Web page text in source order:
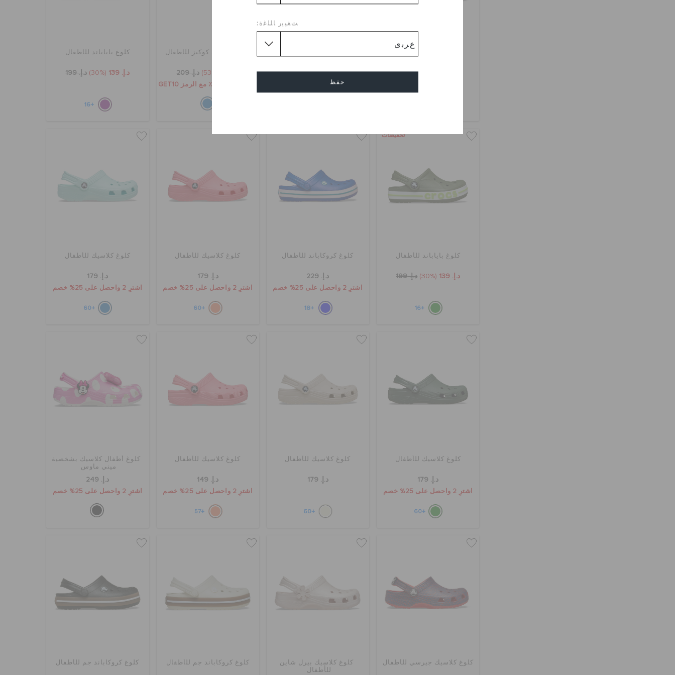
ﺖﻐﻴﻳﺭ ﺎﻠﻠﻏﺓ:
حفظ
د.إ. 179 د.إ. 249
كلوغ كلاسيك كوكيز للأطفال
د.إ. 209
كلوغ باياباند للأطفال
د.إ. 139 (30%) د.إ. 199
+16
تخفيضات
كلوغ باياباند للأطفال
د.إ. 139 (30%) د.إ. 199
+16
كلوغ كروكاباند للأطفال
د.إ. 229
اشترِ 2 واحصل على 25% خصم
+18
كلوغ كلاسيك للأطفال
د.إ. 179
اشترِ 2 واحصل على 25% خصم
+60
كلوغ كلاسيك للأطفال
د.إ. 179
اشترِ 2 واحصل على 25% خصم
+60
كلوغ كلاسيك للأطفال
د.إ. 179
اشترِ 2 واحصل على 25% خصم
+60
كلوغ كلاسيك للأطفال
د.إ. 179
+60
كلوغ كلاسيك للأطفال
د.إ. 149
اشترِ 2 واحصل على 25% خصم
+57
كلوغ أطفال كلاسيك بشخصية
ميني ماوس
د.إ. 249
اشترِ 2 واحصل على 25% خصم
كلوغ كلاسيك جيرسي للأطفال
كلوغ كلاسيك بيرل شاين
للأطفال
كلوغ كروكاباند جم للأطفال كلوغ كروكاباند جم للأطفال